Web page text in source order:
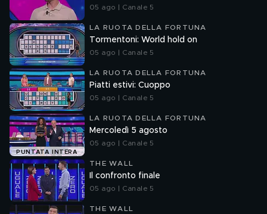
05 ago | Canale 5
LA RUOTA DELLA FORTUNA
Tormentoni: World hold on
05 ago | Canale 5
LA RUOTA DELLA FORTUNA
Piatti estivi: Cuoppo
05 ago | Canale 5
PUNTATA INTERA
LA RUOTA DELLA FORTUNA
Mercoledì 5 agosto
05 ago | Canale 5
THE WALL
Il confronto finale
05 ago | Canale 5
THE WALL